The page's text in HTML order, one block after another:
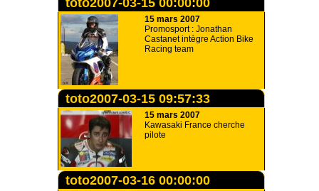
toto2007-03-15 00:00:00
15 mars 2007
Promosport : Jonathan
Castanet intègre Action Bike
Racing team
toto2007-03-15 09:57:33
15 mars 2007
Kawasaki France cherche
pilote
toto2007-03-16 00:00:00